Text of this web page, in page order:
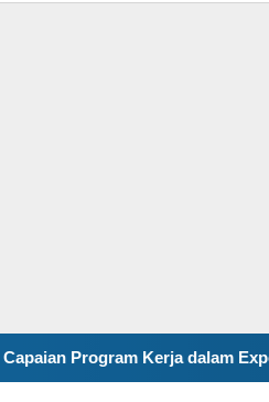
Expo KKN Kecamatan Pitu